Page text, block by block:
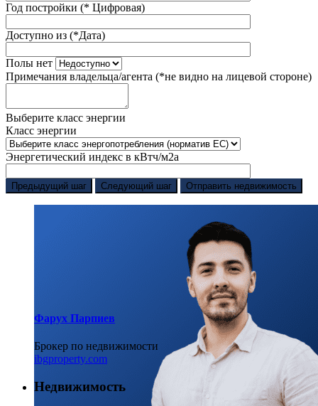
Год постройки (* Цифровая)
Доступно из (*Дата)
Полы нет
Примечания владельца/агента (*не видно на лицевой стороне)
Выберите класс энергии
Класс энергии
Энергетический индекс в кВтч/м2а
Предыдущий шаг Следующий шаг Отправить недвижимость
Фарух Парпиев
Брокер по недвижимости
ibgproperty.com
Недвижимость